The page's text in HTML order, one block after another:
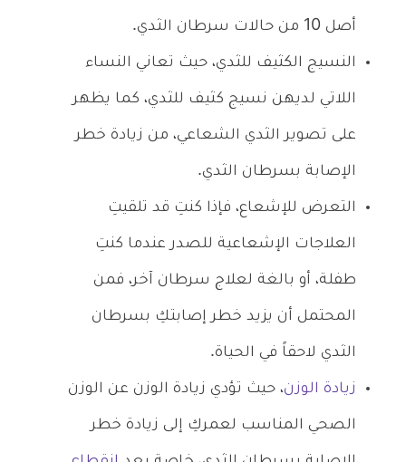
أصل 10 من حالات سرطان الثدي.
النسيج الكثيف للثدي، حيث تعاني النساء
اللاتي لديهن نسيج كثيف للثدي، كما يظهر
على تصوير الثدي الشعاعي، من زيادة خطر
الإصابة بسرطان الثدي.
التعرض للإشعاع، فإذا كنتِ قد تلقيتِ
العلاجات الإشعاعية للصدر عندما كنتِ
طفلة، أو بالغة لعلاج سرطان آخر، فمن
المحتمل أن يزيد خطر إصابتكِ بسرطان
الثدي لاحقاً في الحياة.
زيادة الوزن، حيث تؤدي زيادة الوزن عن الوزن
الصحي المناسب لعمركِ إلى زيادة خطر